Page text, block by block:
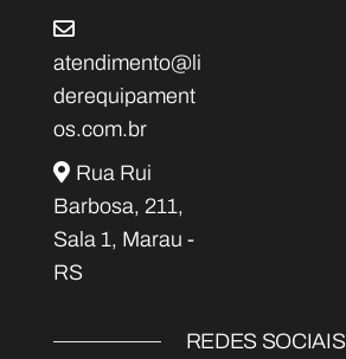
atendimento@li
derequipament
os.com.br
Rua Rui
Barbosa, 211,
Sala 1, Marau -
RS
REDES SOCIAIS